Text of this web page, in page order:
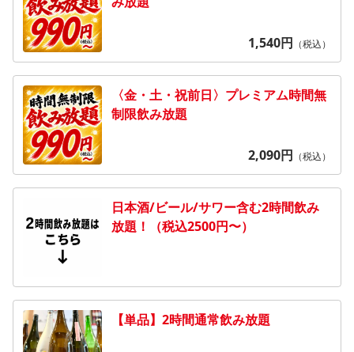
1,540円 （税込）
〈金・土・祝前日〉プレミアム時間無
制限飲み放題
2,090円 （税込）
日本酒/ビール/サワー含む2時間飲み
放題！（税込2500円〜）
【単品】2時間通常飲み放題